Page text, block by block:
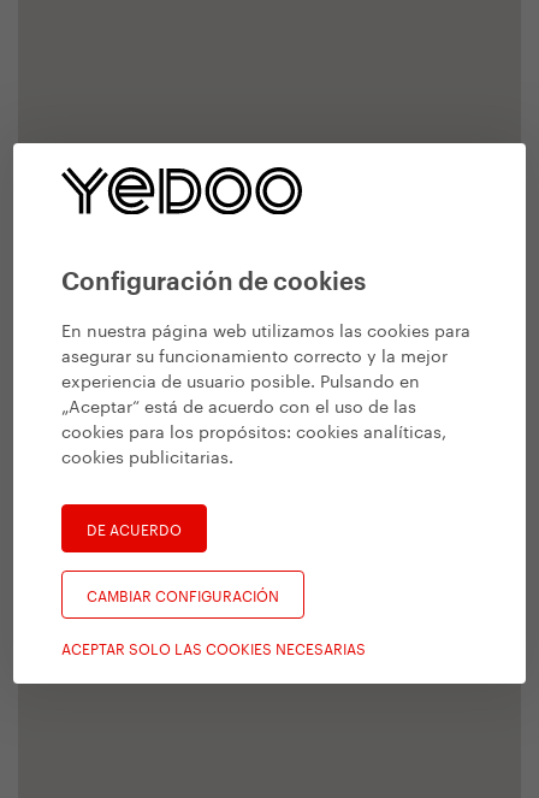
Configuración de cookies
En nuestra página web utilizamos las cookies para
asegurar su funcionamiento correcto y la mejor
experiencia de usuario posible. Pulsando en
„Aceptar“ está de acuerdo con el uso de las
cookies para los propósitos:cookies analíticas,
cookies publicitarias.
DE ACUERDO
CAMBIAR CONFIGURACIÓN
ACEPTAR SOLO LAS COOKIES NECESARIAS